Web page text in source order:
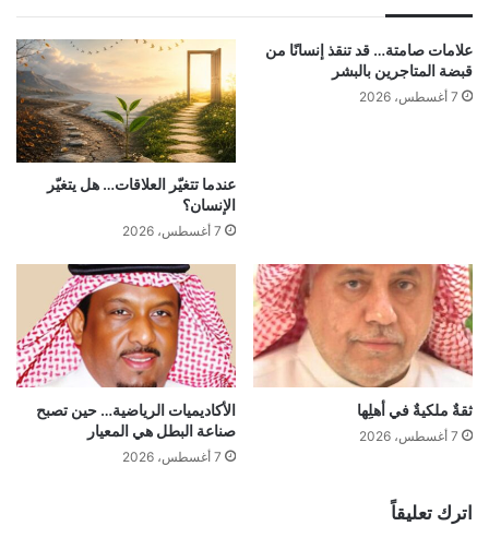
علامات صامتة… قد تنقذ إنسانًا من
قبضة المتاجرين بالبشر
7 أغسطس، 2026
عندما تتغيّر العلاقات… هل يتغيّر
الإنسان؟
7 أغسطس، 2026
ثقةٌ ملكيةٌ في أهلِها
7 أغسطس، 2026
الأكاديميات الرياضية… حين تصبح
صناعة البطل هي المعيار
7 أغسطس، 2026
اترك تعليقاً